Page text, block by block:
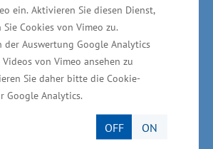
ein. Aktivieren Sie diesen Dienst,
Cookies von Vimeo zu.
der Auswertung Google Analytics
von Vimeo ansehen zu
Sie daher bitte die Cookie-
Google Analytics.
OFF ON
mit erneuerbarer Wärme
für das Gelingen der
Hier schlummert noch ein
Die Stadtwerke Grevesmühlen
im Bereich der
sehr engagiert. Sie
Wind, Photovoltaik und